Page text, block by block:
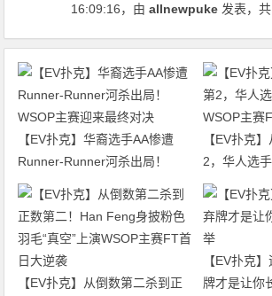
16:09:16，由allnewpuke 发表，
【EV扑克】华裔选手AA惨遭
Runner-Runner河杀出局！
WSOP主赛迎来最终对决
【EV扑克
2，华人选
主赛FT逆袭
【EV扑克】从倒数第二杀到正
【EV扑克
牌才是让你